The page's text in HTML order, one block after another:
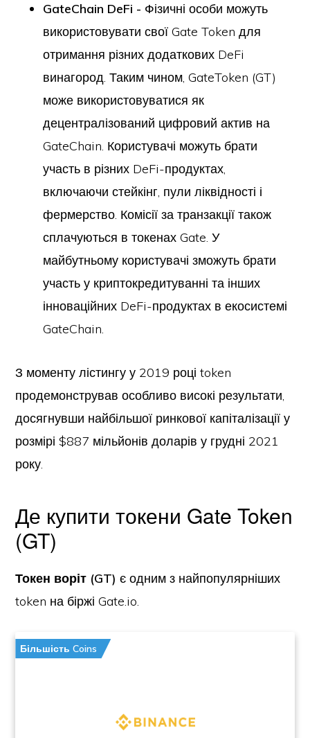
GateChain DeFi - Фізичні особи можуть
використовувати свої Gate Token для
отримання різних додаткових DeFi
винагород. Таким чином, GateToken (GT)
може використовуватися як
децентралізований цифровий актив на
GateChain. Користувачі можуть брати
участь в різних DeFi-продуктах,
включаючи стейкінг, пули ліквідності і
фермерство. Комісії за транзакції також
сплачуються в токенах Gate. У
майбутньому користувачі зможуть брати
участь у криптокредитуванні та інших
інноваційних DeFi-продуктах в екосистемі
GateChain.
З моменту лістингу у 2019 році token
продемонстрував особливо високі результати,
досягнувши найбільшої ринкової капіталізації у
розмірі $887 мільйонів доларів у грудні 2021
року.
Де купити токени Gate Token
(GT)
Токен воріт (GT)є одним з найпопулярніших
token на біржі Gate.io.
Більшість Coins